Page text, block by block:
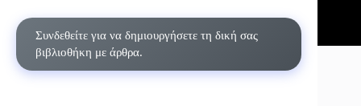
Συνδεθείτε για να δημιουργήσετε τη δική σας
βιβλιοθήκη με άρθρα.